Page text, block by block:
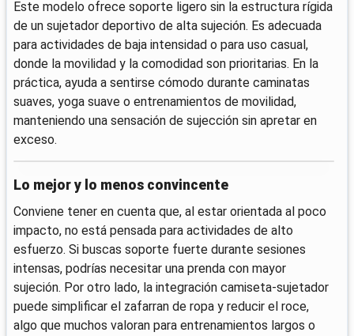
Este modelo ofrece soporte ligero sin la estructura rígida
de un sujetador deportivo de alta sujeción. Es adecuada
para actividades de baja intensidad o para uso casual,
donde la movilidad y la comodidad son prioritarias. En la
práctica, ayuda a sentirse cómodo durante caminatas
suaves, yoga suave o entrenamientos de movilidad,
manteniendo una sensación de sujección sin apretar en
exceso.
Lo mejor y lo menos convincente
Conviene tener en cuenta que, al estar orientada al poco
impacto, no está pensada para actividades de alto
esfuerzo. Si buscas soporte fuerte durante sesiones
intensas, podrías necesitar una prenda con mayor
sujeción. Por otro lado, la integración camiseta-sujetador
puede simplificar el zafarran de ropa y reducir el roce,
algo que muchos valoran para entrenamientos largos o